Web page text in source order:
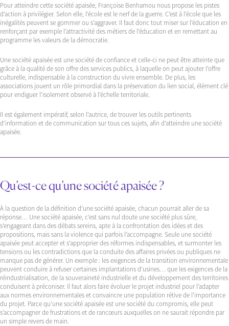
Pour atteindre cette société apaisée, Françoise Benhamou nous propose les pistes
d’action à privilégier. Selon elle, l’école est le nerf de la guerre. C’est à l’école que les
inégalités peuvent se gommer ou s’aggraver. Il faut donc tout miser sur l’éducation en
renforçant par exemple l’attractivité des métiers de l’éducation et en remettant au
programme les valeurs de la démocratie.
Une société apaisée est une société de confiance et celle-ci ne peut être atteinte que
grâce à la qualité de son offre des services publics, à laquelle on peut ajouter l’offre
culturelle, indispensable à la construction du vivre ensemble. De plus, les
associations jouent un rôle primordial dans la préservation du lien social, élément clé
pour endiguer l’isolement observé à l’échelle territoriale.
Il est également impératif, selon l’autrice, de trouver les outils pertinents
d’information et de communication sur tous ces sujets, afin d’atteindre une société
apaisée.
Qu’est-ce qu’une société apaisée ?
À la question de la définition d’une société apaisée, chacun pourrait aller de sa
réponse… Une société apaisée, c’est sans nul doute une société plus sûre,
s’engageant dans des débats sereins, apte à la confrontation des idées et des
propositions, mais sans la violence qui parfois l’accompagne. Seule une société
apaisée peut accepter et s’approprier des réformes indispensables, et surmonter les
tensions ou les contradictions que la conduite des affaires privées ou publiques ne
manque pas de générer. Un exemple : les exigences de la transition environnementale
peuvent conduire à refuser certaines implantations d’usines… que les exigences de la
réindustrialisation, de la souveraineté industrielle et du développement des territoires
conduisent à préconiser. Il faut alors faire évoluer le projet industriel pour l’adapter
aux normes environnementales et convaincre une population rétive de l’importance
du projet. Parce qu’une société apaisée est une société du compromis, elle peut
s’accompagner de frustrations et de rancœurs auxquelles on ne saurait répondre par
un simple revers de main.